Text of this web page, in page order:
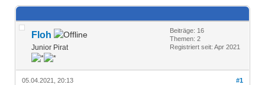
Floh
Junior Pirat
Beiträge: 16
Themen: 2
Registriert seit: Apr 2021
#1
05.04.2021, 20:13